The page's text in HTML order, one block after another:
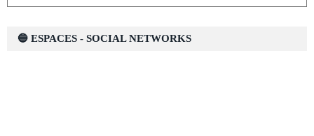
🔵 ESPACES - SOCIAL NETWORKS